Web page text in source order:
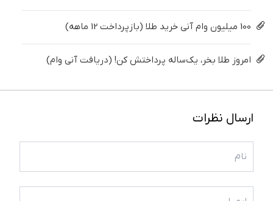
100 میلیون وام آنی خرید طلا (بازپرداخت 12 ماهه)
امروز طلا بخر، یک‌ساله پرداختش کن! (دریافت آنی وام)
ارسال نظرات